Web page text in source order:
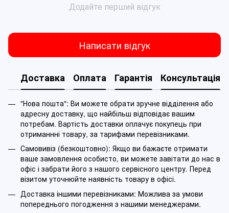
Додайте перший відгук
Написати відгук
Доставка Оплата Гарантія Консультація
"Нова пошта": Ви можете обрати зручне відділення або
адресну доставку, що найбільш відповідає вашим
потребам. Вартість доставки оплачує покупець при
отриманнні товару, за тарифами перевізниками.
Самовивіз (безкоштовно): Якщо ви бажаєте отримати
ваше замовлення особисто, ви можете завітати до нас в
офіс і забрати його з нашого сервісного центру. Перед
візитом уточнюйте наявність товару в офісі.
Доставка іншими перевізниками: Можлива за умови
попереднього погодження з нашими менеджерами.